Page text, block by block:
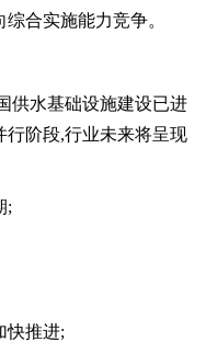
合实施能力竞争。
供水基础设施建设已进
行阶段,行业未来将呈现
;
快推进;